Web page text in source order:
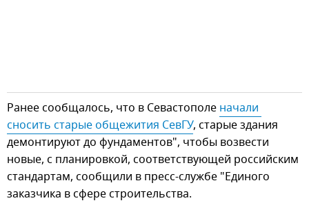
Ранее сообщалось, что в Севастополе начали
сносить старые общежития СевГУ, старые здания
демонтируют до фундаментов", чтобы возвести
новые, с планировкой, соответствующей российским
стандартам, сообщили в пресс-службе "Единого
заказчика в сфере строительства.